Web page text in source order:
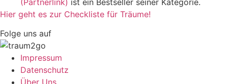
(Partnerlink) ist ein Bestseller seiner Kategorie.
Hier geht es zur Checkliste für Träume!
Folge uns auf
Impressum
Datenschutz